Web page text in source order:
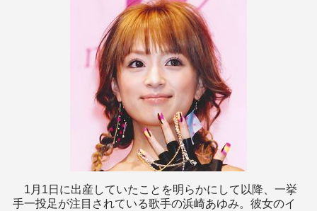
1月1日に出産していたことを明らかにして以降、一挙
手一投足が注目されている歌手の浜崎あゆみ。彼女のイ